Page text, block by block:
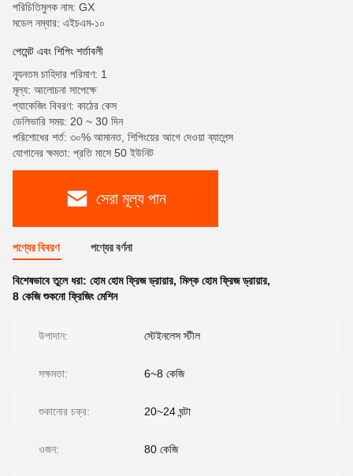
পরিচিতিমুলক নাম: GX
মডেল নম্বার: এইচএম-১০
পেমেন্ট এবং শিপিং শর্তাবলী
ন্যূনতম চাহিদার পরিমাণ: 1
মূল্য: আলোচনা সাপেক্ষে
প্যাকেজিং বিবরণ: কাঠের কেস
ডেলিভারি সময়: 20 ~ 30 দিন
পরিশোধের শর্ত: ৩০% আমানত, শিপিংয়ের আগে দেওয়া ব্যালেন্স
যোগানের ক্ষমতা: প্রতি মাসে 50 ইউনিট
সেরা মূল্য পান
পণ্যের বিবরণ পণ্যের বর্ণনা
বিশেষভাবে তুলে ধরা: হোম হোম ফ্রিজ ড্রায়ার, মিল্ক হোম ফ্রিজ ড্রায়ার,
8 কেজি শুকনো ফ্রিজিং মেশিন
উপাদান: স্টেইনলেস স্টীল
সক্ষমতা: 6~8 কেজি
শুকানোর চক্র: 20~24 ঘন্টা
ওজন: 80 কেজি